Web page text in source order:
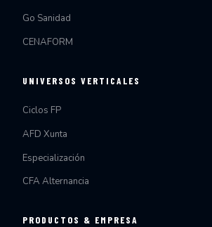
Go Sanidad
CENAFORM
UNIVERSOS VERTICALES
Ciclos FP
AFD Xunta
Especialización
CFA Alternancia
PRODUCTOS & EMPRESA